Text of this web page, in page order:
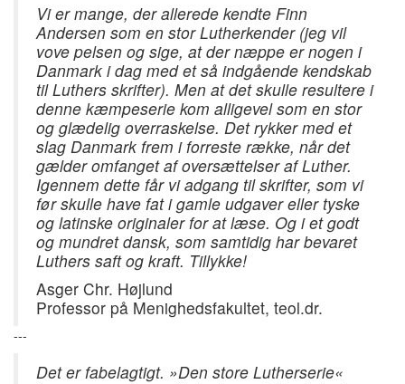
Vi er mange, der allerede kendte Finn
Andersen som en stor Lutherkender (jeg vil
vove pelsen og sige, at der næppe er nogen i
Danmark i dag med et så indgående kendskab
til Luthers skrifter). Men at det skulle resultere i
denne kæmpeserie kom alligevel som en stor
og glædelig overraskelse. Det rykker med et
slag Danmark frem i forreste række, når det
gælder omfanget af oversættelser af Luther.
Igennem dette får vi adgang til skrifter, som vi
før skulle have fat i gamle udgaver eller tyske
og latinske originaler for at læse. Og i et godt
og mundret dansk, som samtidig har bevaret
Luthers saft og kraft. Tillykke!
Asger Chr. Højlund
Professor på Menighedsfakultet, teol.dr.
---
Det er fabelagtigt. »Den store Lutherserie«